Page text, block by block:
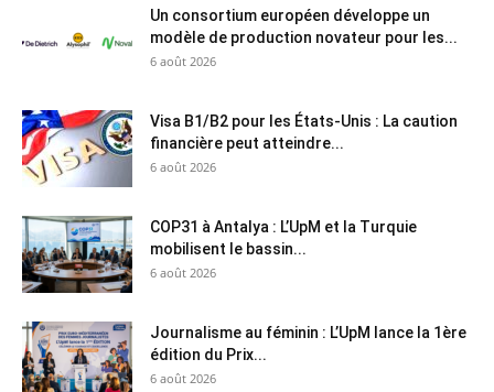
Un consortium européen développe un
modèle de production novateur pour les...
6 août 2026
Visa B1/B2 pour les États-Unis : La caution
financière peut atteindre...
6 août 2026
COP31 à Antalya : L’UpM et la Turquie
mobilisent le bassin...
6 août 2026
Journalisme au féminin : L’UpM lance la 1ère
édition du Prix...
6 août 2026